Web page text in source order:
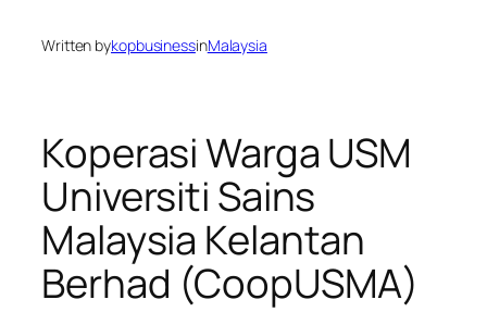
Written bykopbusinessinMalaysia
Koperasi Warga USM
Universiti Sains
Malaysia Kelantan
Berhad (CoopUSMA)